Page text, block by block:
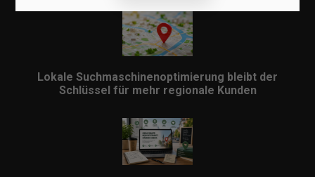
Lokale Suchmaschinenoptimierung bleibt der
Schlüssel für mehr regionale Kunden